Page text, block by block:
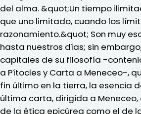
del alma. &quot;Un tiempo
que uno limitado, cuando los
razonamiento.&quot; Son muy
hasta nuestros días; sin
capitales de su filosofía -
a Pítocles y Carta a Meneceo-,
fin último en la tierra, la esencia
última carta, dirigida a
de la ética epicúrea como el de